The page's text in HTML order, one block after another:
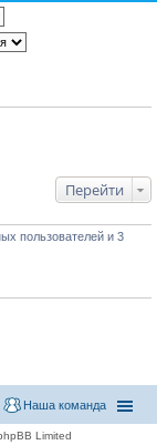
Перейти
пользователей и 3
Наша команда
Limited